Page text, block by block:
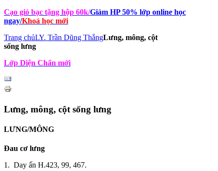
Cạo gió bạc tặng hộp 60k/Giảm HP 50% lớp online học
ngay/Khoá học mới
Trang chủLY. Trần Dũng ThắngLưng, mông, cột
sống lưng
Lớp Diện Chẩn mới
Lưng, mông, cột sống lưng
LƯNG/MÔNG
Đau cơ lưng
1. Day ấn H.423, 99, 467.